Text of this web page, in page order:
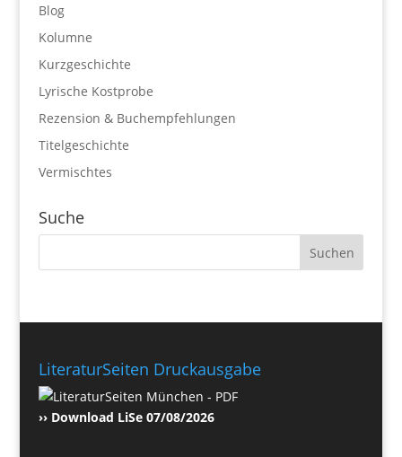
Blog
Kolumne
Kurzgeschichte
Lyrische Kostprobe
Rezension & Buchempfehlungen
Titelgeschichte
Vermischtes
Suche
LiteraturSeiten Druckausgabe
›› Download LiSe 07/08/2026